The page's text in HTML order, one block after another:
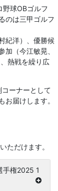
野球OBゴルフ
のは三甲ゴルフ
紀洋）、優勝候
（今江敏晃、
熱戦を繰り広
ーナーとして
届けします。
ただけます。
手権2025 1